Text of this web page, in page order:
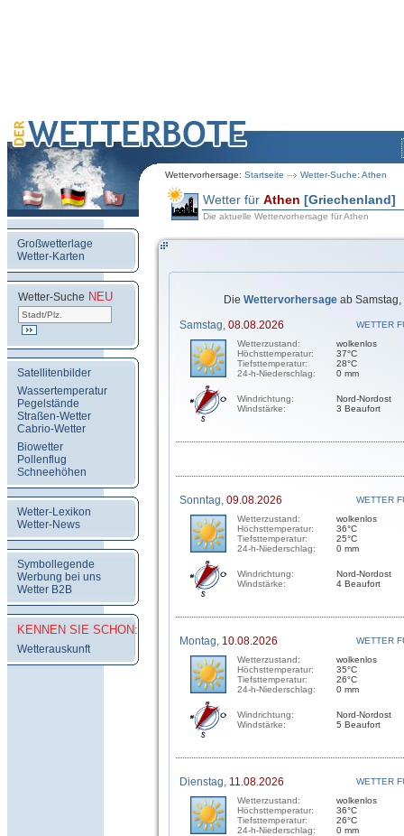
Wettervorhersage: Startseite Wetter-Suche: Athen
Großwetterlage
Wetter-Karten
Wetter-Suche NEU
Satellitenbilder
Wassertemperatur
Pegelstände
Straßen-Wetter
Cabrio-Wetter
Biowetter
Pollenflug
Schneehöhen
Wetter-Lexikon
Wetter-News
Symbollegende
Werbung bei uns
Wetter B2B
KENNEN SIE SCHON:
Wetterauskunft
Wetter für Athen [Griechenland]
Die aktuelle Wettervorhersage für Athen
Die Wettervorhersage ab
Samstag, 08.08.2026
WETTER
Wetterzustand:
Höchsttemperatur:
Tiefsttemperatur:
24-h-Niederschlag:
wolkenlos
37°C
28°C
0 mm
Windrichtung:
Windstärke:
Nord-Nordost
3 Beaufort
Sonntag, 09.08.2026
WETTER
Wetterzustand:
Höchsttemperatur:
Tiefsttemperatur:
24-h-Niederschlag:
wolkenlos
36°C
25°C
0 mm
Windrichtung:
Windstärke:
Nord-Nordost
4 Beaufort
Montag, 10.08.2026
WETTER
Wetterzustand:
Höchsttemperatur:
Tiefsttemperatur:
24-h-Niederschlag:
wolkenlos
35°C
26°C
0 mm
Windrichtung:
Windstärke:
Nord-Nordost
5 Beaufort
Dienstag, 11.08.2026
WETTER
Wetterzustand:
Höchsttemperatur:
Tiefsttemperatur:
24-h-Niederschlag:
wolkenlos
36°C
26°C
0 mm